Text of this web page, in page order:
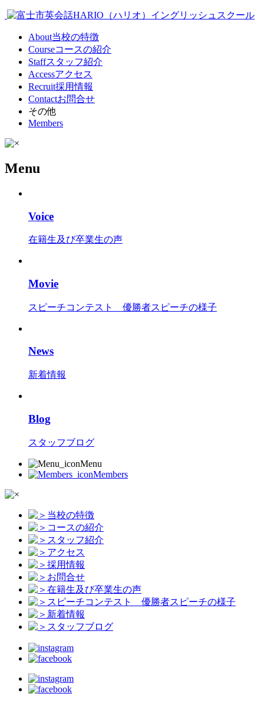
About当校の特徴
Courseコースの紹介
Staffスタッフ紹介
Accessアクセス
Recruit採用情報
Contactお問合せ
その他
Members
Menu
Voice
在籍生及び卒業生の声
Movie
スピーチコンテスト 優勝者スピーチの様子
News
新着情報
Blog
スタッフブログ
Menu
Members
当校の特徴
コースの紹介
スタッフ紹介
アクセス
採用情報
お問合せ
在籍生及び卒業生の声
スピーチコンテスト 優勝者スピーチの様子
新着情報
スタッフブログ